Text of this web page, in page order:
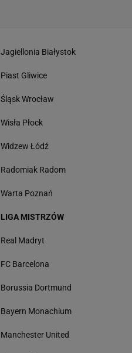
Jagiellonia Białystok
Piast Gliwice
Śląsk Wrocław
Wisła Płock
Widzew Łódź
Radomiak Radom
Warta Poznań
LIGA MISTRZÓW
Real Madryt
FC Barcelona
Borussia Dortmund
Bayern Monachium
Manchester United